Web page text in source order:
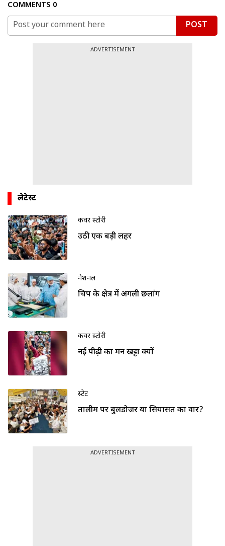
COMMENTS 0
POST
ADVERTISEMENT
लेटेस्ट
कवर स्टोरी
उठी एक बड़ी लहर
नेशनल
चिप के क्षेत्र में अगली छलांग
कवर स्टोरी
नई पीढ़ी का मन खट्टा क्यों
स्टेट
तालीम पर बुलडोजर या सियासत का वार?
ADVERTISEMENT